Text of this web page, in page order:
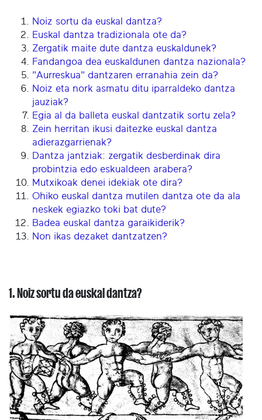
Noiz sortu da euskal dantza?
Euskal dantza tradizionala ote da?
Zergatik maite dute dantza euskaldunek?
Fandangoa dea euskaldunen dantza nazionala?
"Aurreskua" dantzaren erranahia zein da?
Noiz eta nork asmatu ditu iparraldeko dantza
jauziak?
Egia al da balleta euskal dantzatik sortu zela?
Zein herritan ikusi daitezke euskal dantza
adierazgarrienak?
Dantza jantziak: zergatik desberdinak dira
probintzia edo eskualdeen arabera?
Mutxikoak denei idekiak ote dira?
Ohiko euskal dantza mutilen dantza ote da ala
neskek egiazko toki bat dute?
Badea euskal dantza garaikiderik?
Non ikas dezaket dantzatzen?
1. Noiz sortu da euskal dantza?